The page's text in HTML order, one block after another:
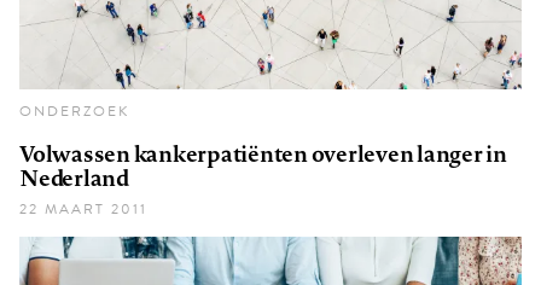
ONDERZOEK
Volwassen kankerpatiënten overleven langer in
Nederland
22 MAART 2011